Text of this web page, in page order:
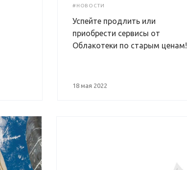
#НОВОСТИ
Успейте продлить или
приобрести сервисы от
Облакотеки по старым ценам!
18 мая 2022